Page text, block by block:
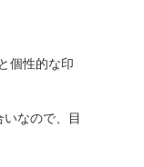
個性的な印
なので、目